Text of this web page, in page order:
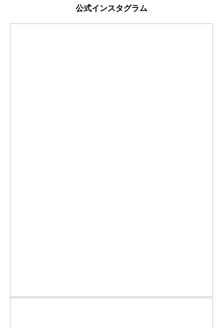
公式インスタグラム